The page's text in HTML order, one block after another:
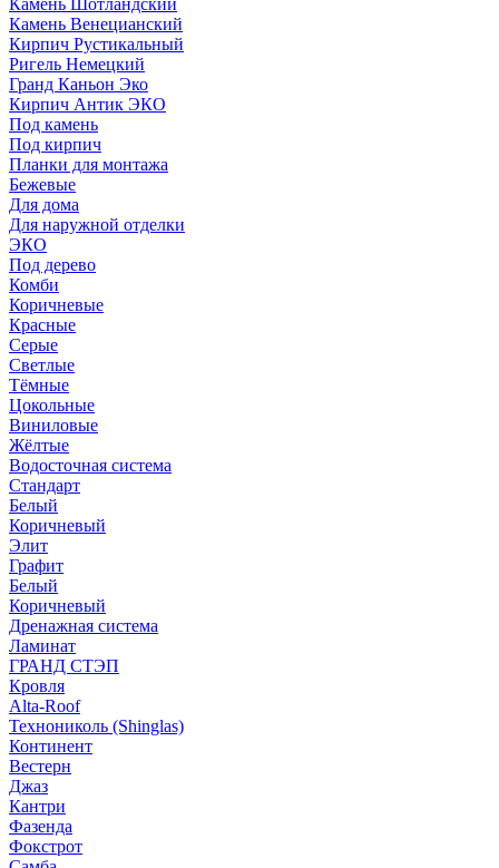
Камень Шотландский
Камень Венецианский
Кирпич Рустикальный
Ригель Немецкий
Гранд Каньон Эко
Кирпич Антик ЭКО
Под камень
Под кирпич
Планки для монтажа
Бежевые
Для дома
Для наружной отделки
ЭКO
Под дерево
Комби
Коричневые
Красные
Серые
Светлые
Тёмные
Цокольные
Виниловые
Жёлтые
Водосточная система
Стандарт
Белый
Коричневый
Элит
Графит
Белый
Коричневый
Дренажная система
Ламинат
ГРАНД СТЭП
Кровля
Alta-Roof
Технониколь (Shinglas)
Континент
Вестерн
Джаз
Кантри
Фазенда
Фокстрот